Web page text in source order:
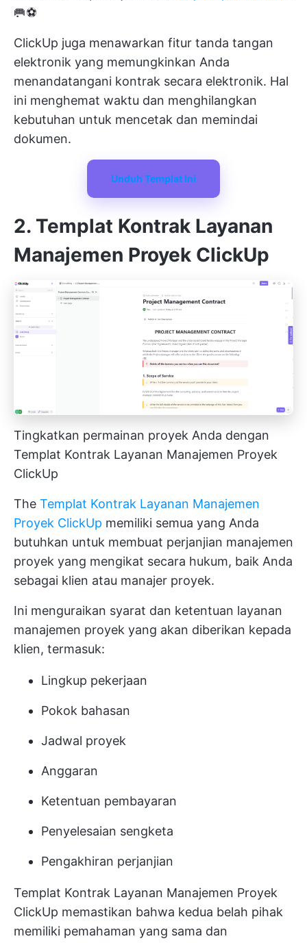
🥅⚽
ClickUp juga menawarkan fitur tanda tangan
elektronik yang memungkinkan Anda
menandatangani kontrak secara elektronik. Hal
ini menghemat waktu dan menghilangkan
kebutuhan untuk mencetak dan memindai
dokumen.
Unduh Templat Ini
2. Templat Kontrak Layanan
Manajemen Proyek ClickUp
Tingkatkan permainan proyek Anda dengan
Templat Kontrak Layanan Manajemen Proyek
ClickUp
The Templat Kontrak Layanan Manajemen
Proyek ClickUp memiliki semua yang Anda
butuhkan untuk membuat perjanjian manajemen
proyek yang mengikat secara hukum, baik Anda
sebagai klien atau manajer proyek.
Ini menguraikan syarat dan ketentuan layanan
manajemen proyek yang akan diberikan kepada
klien, termasuk:
Lingkup pekerjaan
Pokok bahasan
Jadwal proyek
Anggaran
Ketentuan pembayaran
Penyelesaian sengketa
Pengakhiran perjanjian
Templat Kontrak Layanan Manajemen Proyek
ClickUp memastikan bahwa kedua belah pihak
memiliki pemahaman yang sama dan